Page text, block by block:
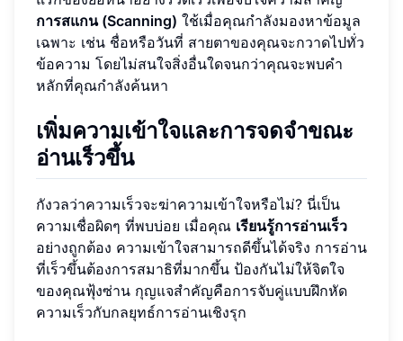
การสแกน (Scanning) ใช้เมื่อคุณกำลังมองหาข้อมูล
เฉพาะ เช่น ชื่อหรือวันที่ สายตาของคุณจะกวาดไปทั่ว
ข้อความ โดยไม่สนใจสิ่งอื่นใดจนกว่าคุณจะพบคำ
หลักที่คุณกำลังค้นหา
เพิ่มความเข้าใจและการจดจำขณะ
อ่านเร็วขึ้น
กังวลว่าความเร็วจะฆ่าความเข้าใจหรือไม่? นี่เป็น
ความเชื่อผิดๆ ที่พบบ่อย เมื่อคุณ เรียนรู้การอ่านเร็ว
อย่างถูกต้อง ความเข้าใจสามารถดีขึ้นได้จริง การอ่าน
ที่เร็วขึ้นต้องการสมาธิที่มากขึ้น ป้องกันไม่ให้จิตใจ
ของคุณฟุ้งซ่าน กุญแจสำคัญคือการจับคู่แบบฝึกหัด
ความเร็วกับกลยุทธ์การอ่านเชิงรุก